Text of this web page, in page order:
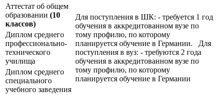
Аттестат об общем
образовании (10
классов)
Для поступления в ШК: - требуется 1 год
обучения в аккредитованном вузе по
тому профилю, по которому
планируется обучение в Германии. Для
поступления в вуз: - требуются 2 года
обучения в аккредитованном вузе по
тому профилю, по которому
планируется обучение в Германии
Диплом среднего
профессионально-
технического
училища
Диплом среднего
специального
учебного заведения